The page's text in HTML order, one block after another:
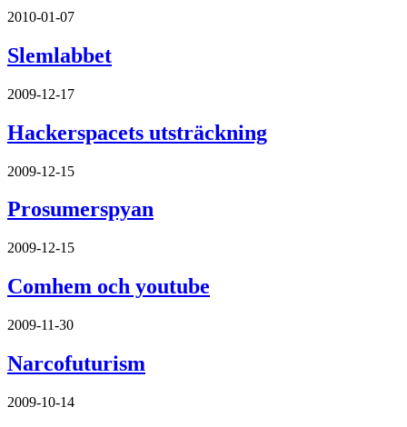
2010-01-07
Slemlabbet
2009-12-17
Hackerspacets utsträckning
2009-12-15
Prosumerspyan
2009-12-15
Comhem och youtube
2009-11-30
Narcofuturism
2009-10-14